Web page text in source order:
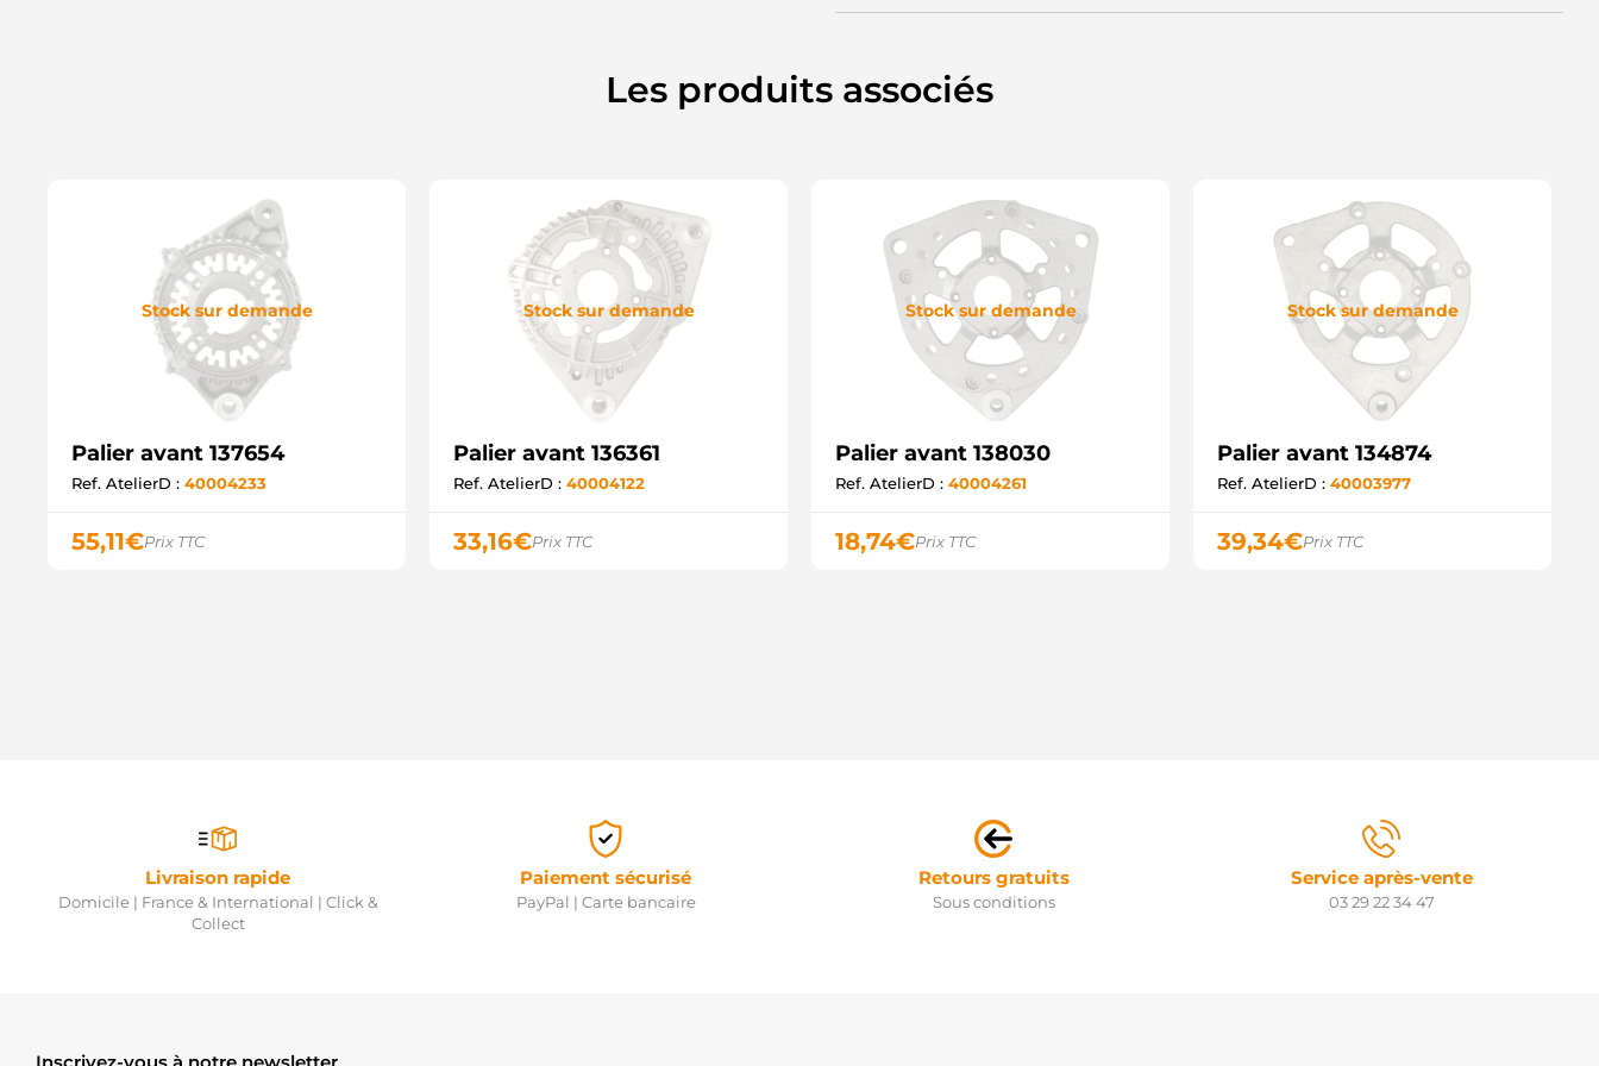
Les produits associés
Stock sur demande
Palier avant 137654
Ref. AtelierD : 40004233
55,11€Prix TTC
Stock sur demande
Palier avant 136361
Ref. AtelierD : 40004122
33,16€Prix TTC
Stock sur demande
Palier avant 138030
Ref. AtelierD : 40004261
18,74€Prix TTC
Stock sur demande
Palier avant 134874
Ref. AtelierD : 40003977
39,34€Prix TTC
Livraison rapide
Domicile | France & International | Click &
Collect
Paiement sécurisé
PayPal | Carte bancaire
Retours gratuits
Sous conditions
Service après-vente
03 29 22 34 47